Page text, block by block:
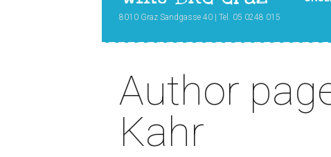
8010 Graz Sandgasse 40 | Tel. 05 0248 015
Author
Kahr